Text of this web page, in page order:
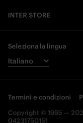
INTER STORE
Seleziona la lingua
Termini e condizioni
Copyright © 1995 —
04231750151